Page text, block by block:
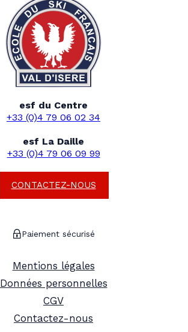
esf du Centre
+33 (0)4 79 06 02 34
esf La Daille
+33 (0)4 79 06 09 99
CONTACTEZ-NOUS
Paiement sécurisé
Mentions légales
Données personnelles
CGV
Contactez-nous